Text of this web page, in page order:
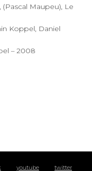
Maupeu), Le
Koppel, Daniel
– 2008
youtube twitter